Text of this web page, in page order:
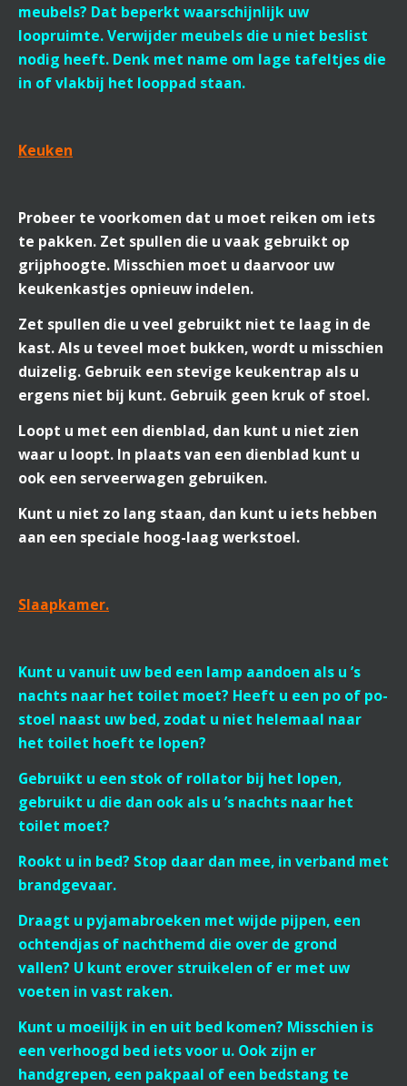
meubels? Dat beperkt waarschijnlijk uw
loopruimte. Verwijder meubels die u niet beslist
nodig heeft. Denk met name om lage tafeltjes die
in of vlakbij het looppad staan.
Keuken
Probeer te voorkomen dat u moet reiken om iets
te pakken. Zet spullen die u vaak gebruikt op
grijphoogte. Misschien moet u daarvoor uw
keukenkastjes opnieuw indelen.
Zet spullen die u veel gebruikt niet te laag in de
kast. Als u teveel moet bukken, wordt u misschien
duizelig. Gebruik een stevige keukentrap als u
ergens niet bij kunt. Gebruik geen kruk of stoel.
Loopt u met een dienblad, dan kunt u niet zien
waar u loopt. In plaats van een dienblad kunt u
ook een serveerwagen gebruiken.
Kunt u niet zo lang staan, dan kunt u iets hebben
aan een speciale hoog-laag werkstoel.
Slaapkamer.
Kunt u vanuit uw bed een lamp aandoen als u ’s
nachts naar het toilet moet? Heeft u een po of po-
stoel naast uw bed, zodat u niet helemaal naar
het toilet hoeft te lopen?
Gebruikt u een stok of rollator bij het lopen,
gebruikt u die dan ook als u ’s nachts naar het
toilet moet?
Rookt u in bed? Stop daar dan mee, in verband met
brandgevaar.
Draagt u pyjamabroeken met wijde pijpen, een
ochtendjas of nachthemd die over de grond
vallen? U kunt erover struikelen of er met uw
voeten in vast raken.
Kunt u moeilijk in en uit bed komen? Misschien is
een verhoogd bed iets voor u. Ook zijn er
handgrepen, een pakpaal of een bedstang te